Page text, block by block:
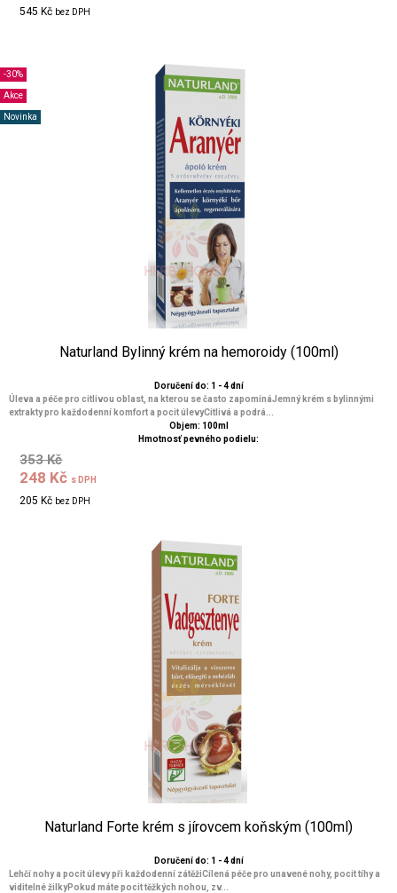
545 Kč bez DPH
-30%
Akce
Novinka
Naturland Bylinný krém na hemoroidy (100ml)
Doručení do: 1 - 4 dní
Úleva a péče pro citlivou oblast, na kterou se často zapomínáJemný krém s bylinnými
extrakty pro každodenní komfort a pocit úlevyCitlivá a podrá...
Objem: 100ml
Hmotnosť pevného podielu:
353 Kč
248 Kč s DPH
205 Kč bez DPH
Naturland Forte krém s jírovcem koňským (100ml)
Doručení do: 1 - 4 dní
Lehčí nohy a pocit úlevy při každodenní zátěžiCílená péče pro unavené nohy, pocit tíhy a
viditelné žilkyPokud máte pocit těžkých nohou, zv...